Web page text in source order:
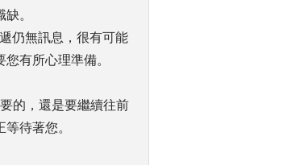
。
仍無訊息，很有可能
有所心理準備。
的，還是要繼續往前
待著您。